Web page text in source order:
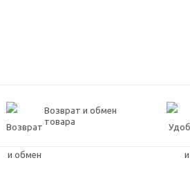
Возврат и обмен
товара